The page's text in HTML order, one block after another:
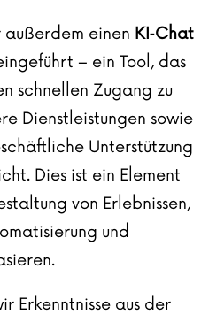
einen KI‑Chat
– ein Tool, das
schnellen Zugang zu
Dienstleistungen sowie
Unterstützung
Dies ist ein Element
von Erlebnissen,
und
Erkenntnisse aus der